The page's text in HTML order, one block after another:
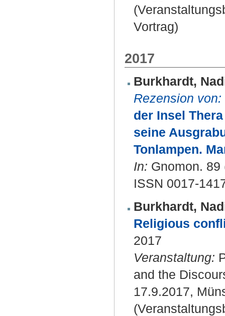
Vortrag)
2017
Burkhardt,
Rezension von:
der Insel
seine
Tonlampen.
In: Gnomon. 89
ISSN 0017-
Burkhardt,
Religious
2017
Veranstaltung:
and the
17.9.2017,